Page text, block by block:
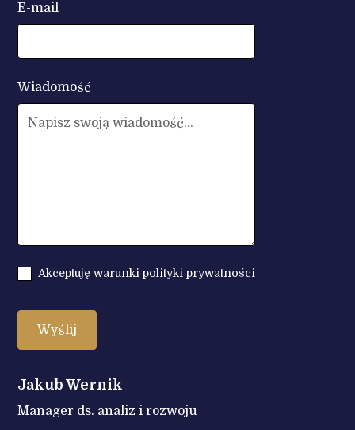
Jakub Wernik
Manager ds. analiz i rozwoju
E-mail
Wiadomość
Akceptuję warunkipolityki prywatności